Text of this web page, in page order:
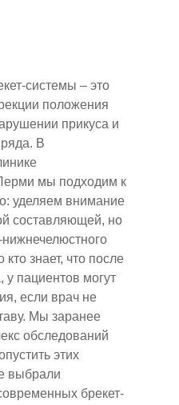
системы – это
положения
прикуса и
В
мы подходим к
уделяем внимание
составляющей, но
знает, что после
у пациентов могут
если врач не
Мы заранее
обследований
этих
выбрали
брекет-